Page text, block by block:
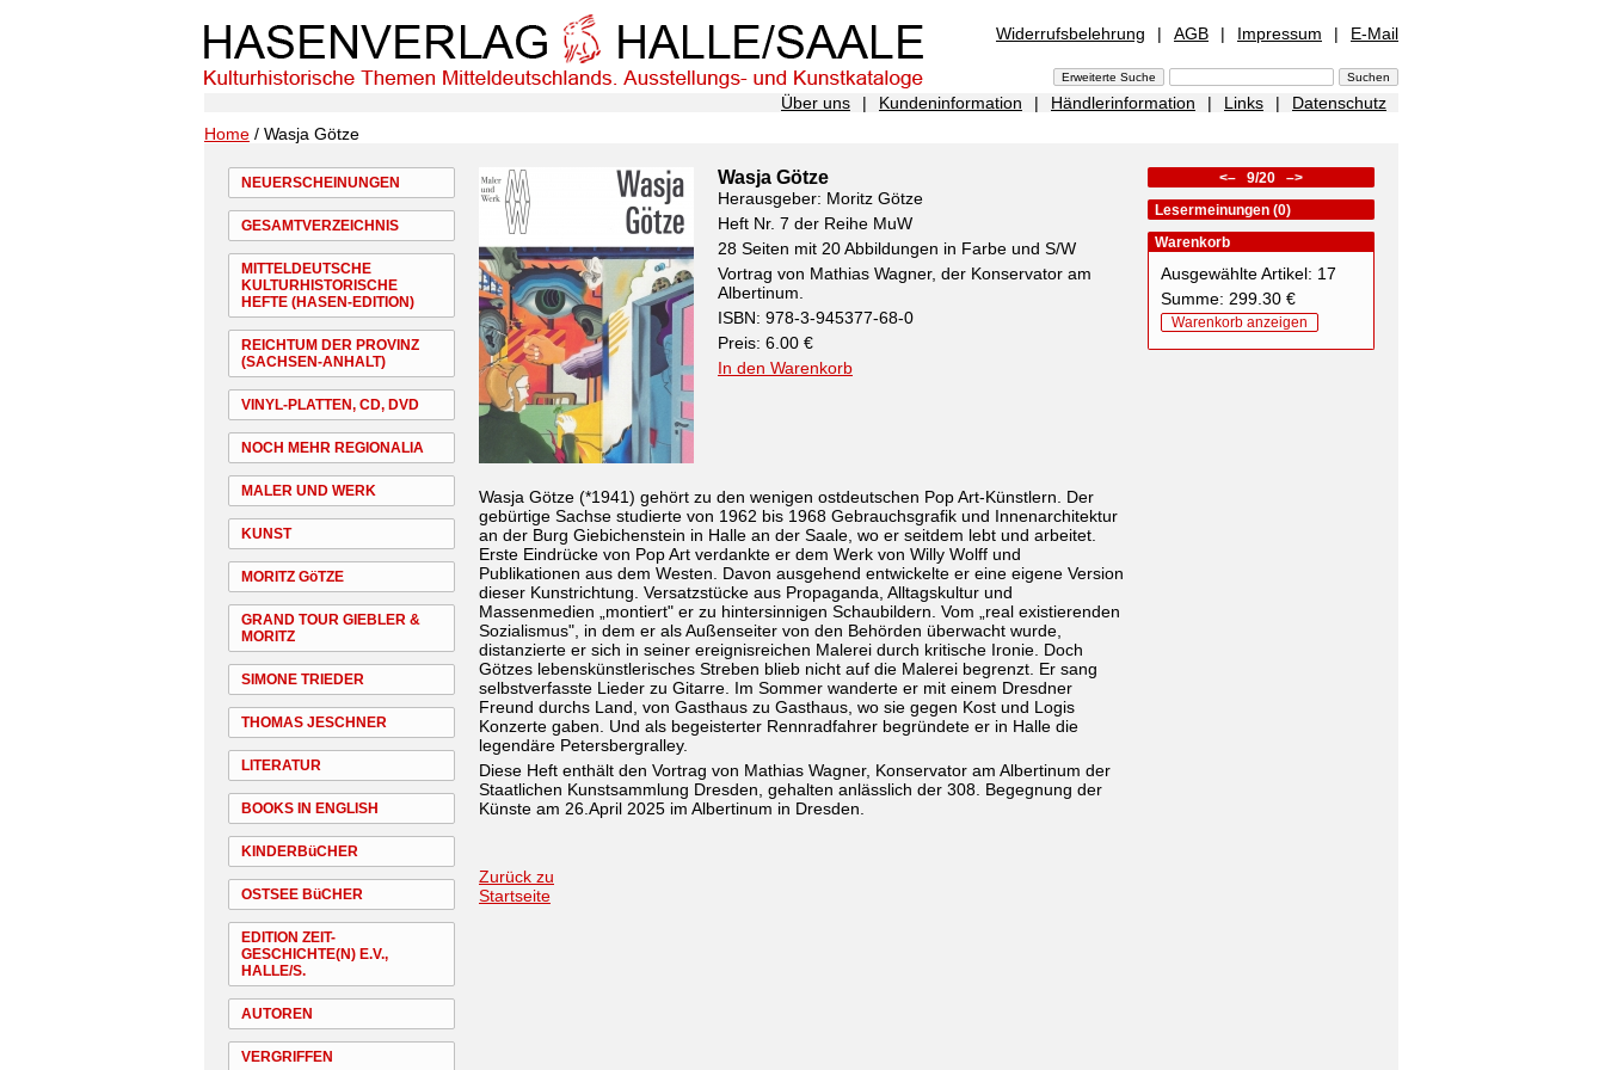
Widerrufsbelehrung | AGB | Impressum | E-Mail
Über uns | Kundeninformation | Händlerinformation | Links |
Datenschutz
Home / Wasja Götze
NEUERSCHEINUNGEN
GESAMTVERZEICHNIS
MITTELDEUTSCHE
KULTURHISTORISCHE
HEFTE (HASEN-EDITION)
REICHTUM DER PROVINZ
(SACHSEN-ANHALT)
VINYL-PLATTEN, CD, DVD
NOCH MEHR REGIONALIA
MALER UND WERK
KUNST
MORITZ GöTZE
GRAND TOUR GIEBLER &
MORITZ
SIMONE TRIEDER
THOMAS JESCHNER
LITERATUR
BOOKS IN ENGLISH
KINDERBüCHER
OSTSEE BüCHER
EDITION ZEIT-
GESCHICHTE(N) E.V.,
HALLE/S.
AUTOREN
VERGRIFFEN
Wasja Götze
Herausgeber: Moritz Götze
Heft Nr. 7 der Reihe MuW
28 Seiten mit 20 Abbildungen in Farbe und S/W
Vortrag von Mathias Wagner, der Konservator am
Albertinum.
ISBN: 978-3-945377-68-0
Preis: 6.00 €
In den Warenkorb
Wasja Götze (*1941) gehört zu den wenigen ostdeutschen Pop Art-Künstlern. Der
gebürtige Sachse studierte von 1962 bis 1968 Gebrauchsgrafik und Innenarchitektur
an der Burg Giebichenstein in Halle an der Saale, wo er seitdem lebt und arbeitet.
Erste Eindrücke von Pop Art verdankte er dem Werk von Willy Wolff und
Publikationen aus dem Westen. Davon ausgehend entwickelte er eine eigene Version
dieser Kunstrichtung. Versatzstücke aus Propaganda, Alltagskultur und
Massenmedien „montiert" er zu hintersinnigen Schaubildern. Vom „real existierenden
Sozialismus", in dem er als Außenseiter von den Behörden überwacht wurde,
distanzierte er sich in seiner ereignisreichen Malerei durch kritische Ironie. Doch
Götzes lebenskünstlerisches Streben blieb nicht auf die Malerei begrenzt. Er sang
selbstverfasste Lieder zu Gitarre. Im Sommer wanderte er mit einem Dresdner
Freund durchs Land, von Gasthaus zu Gasthaus, wo sie gegen Kost und Logis
Konzerte gaben. Und als begeisterter Rennradfahrer begründete er in Halle die
legendäre Petersbergralley.
Diese Heft enthält den Vortrag von Mathias Wagner, Konservator am Albertinum der
Staatlichen Kunstsammlung Dresden, gehalten anlässlich der 308. Begegnung der
Künste am 26.April 2025 im Albertinum in Dresden.
Zurück zu
Startseite
<– 9/20 –>
Lesermeinungen (0)
Warenkorb
Ausgewählte Artikel: 17
Summe: 299.30 €
Warenkorb anzeigen